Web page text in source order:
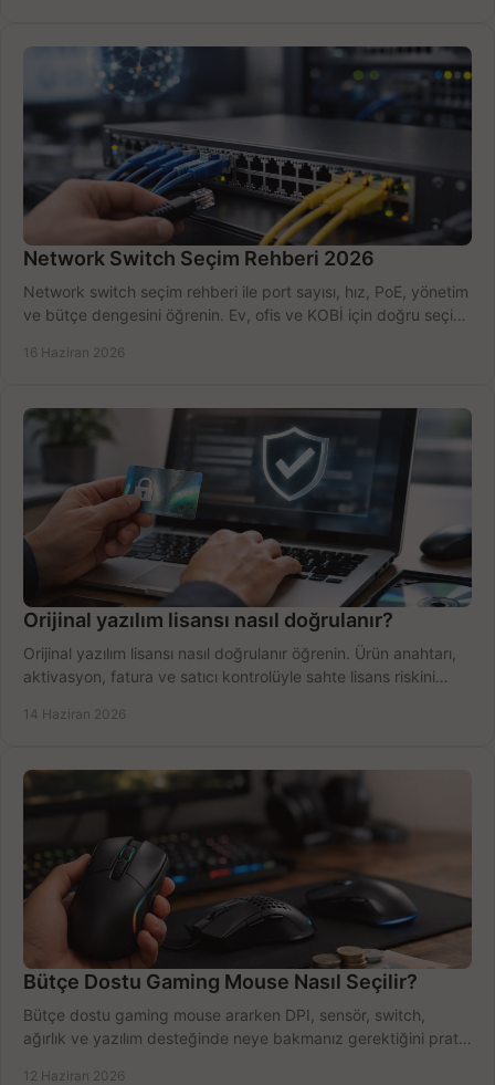
Network Switch Seçim Rehberi 2026
Network switch seçim rehberi ile port sayısı, hız, PoE, yönetim
ve bütçe dengesini öğrenin. Ev, ofis ve KOBİ için doğru seçimi
16 Haziran 2026
Orijinal yazılım lisansı nasıl doğrulanır?
Orijinal yazılım lisansı nasıl doğrulanır öğrenin. Ürün anahtarı,
aktivasyon, fatura ve satıcı kontrolüyle sahte lisans riskini
14 Haziran 2026
Bütçe Dostu Gaming Mouse Nasıl Seçilir?
Bütçe dostu gaming mouse ararken DPI, sensör, switch,
ağırlık ve yazılım desteğinde neye bakmanız gerektiğini pratik
12 Haziran 2026